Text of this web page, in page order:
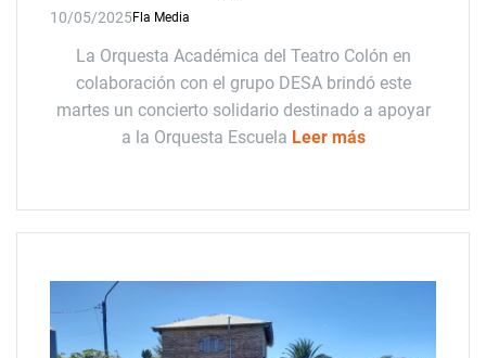
10/05/2025Fla Media
La Orquesta Académica del Teatro Colón en
colaboración con el grupo DESA brindó este
martes un concierto solidario destinado a apoyar
a la Orquesta Escuela Leer más